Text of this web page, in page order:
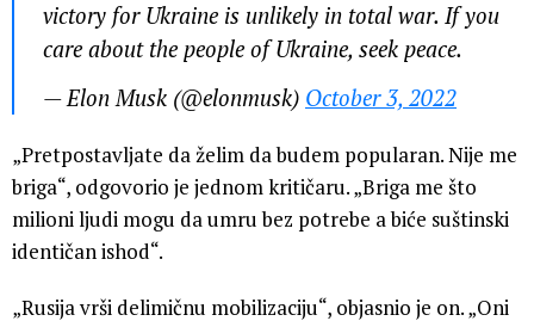
victory for Ukraine is unlikely in total war. If you
care about the people of Ukraine, seek peace.
— Elon Musk (@elonmusk) October 3, 2022
„Pretpostavljate da želim da budem popularan. Nije me
briga“, odgovorio je jednom kritičaru. „Briga me što
milioni ljudi mogu da umru bez potrebe a biće suštinski
identičan ishod“.
„Rusija vrši delimičnu mobilizaciju“, objasnio je on. „Oni